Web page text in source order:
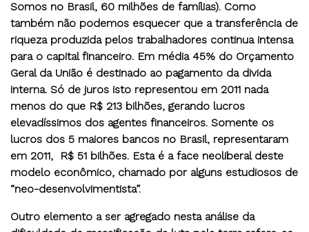
Somos no Brasil, 60 milhões de famílias). Como
também não podemos esquecer que a transferência de
riqueza produzida pelos trabalhadores continua intensa
para o capital financeiro. Em média 45% do Orçamento
Geral da União é destinado ao pagamento da divida
interna. Só de juros isto representou em 2011 nada
menos do que R$ 213 bilhões, gerando lucros
elevadíssimos dos agentes financeiros. Somente os
lucros dos 5 maiores bancos no Brasil, representaram
em 2011, R$ 51 bilhões. Esta é a face neoliberal deste
modelo econômico, chamado por alguns estudiosos de
“neo-desenvolvimentista”.
Outro elemento a ser agregado nesta análise da